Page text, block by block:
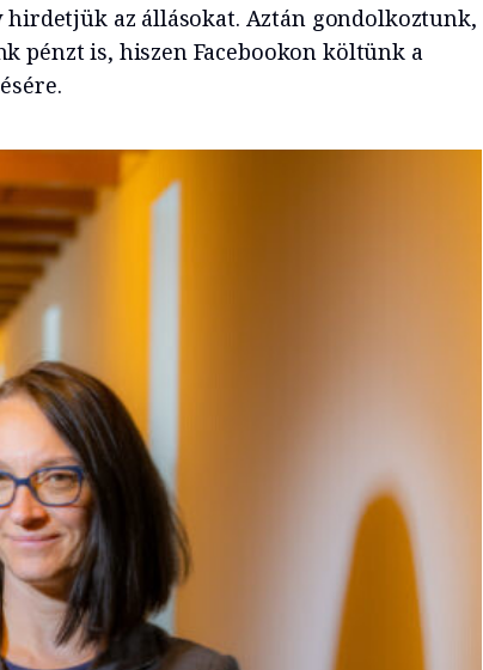
az állásokat. Aztán gondolkoztunk,
pénzt is, hiszen Facebookon költünk a